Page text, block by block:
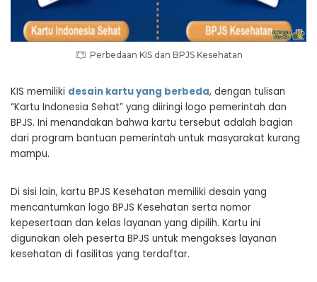
Perbedaan KIS dan BPJS Kesehatan
KIS memiliki desain kartu yang berbeda, dengan tulisan
“Kartu Indonesia Sehat” yang diiringi logo pemerintah dan
BPJS. Ini menandakan bahwa kartu tersebut adalah bagian
dari program bantuan pemerintah untuk masyarakat kurang
mampu.
Di sisi lain, kartu BPJS Kesehatan memiliki desain yang
mencantumkan logo BPJS Kesehatan serta nomor
kepesertaan dan kelas layanan yang dipilih. Kartu ini
digunakan oleh peserta BPJS untuk mengakses layanan
kesehatan di fasilitas yang terdaftar.